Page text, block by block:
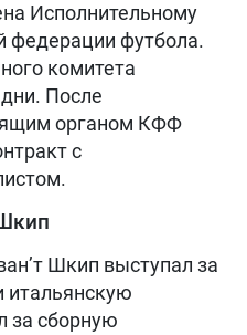
Исполнительному
федерации футбола.
комитета
После
органом КФФ
с
Шкип выступал за
итальянскую
за сборную